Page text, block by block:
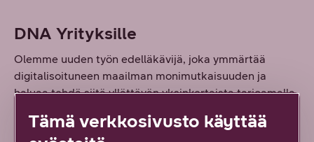
DNA Yrityksille
Olemme uuden työn edelläkävijä, joka ymmärtää
digitalisoituneen maailman monimutkaisuuden ja
haluaa tehdä siitä yllättävän yksinkertaista tarjoamalla
ylittävää palvelua.
Tämä verkkosivusto käyttää